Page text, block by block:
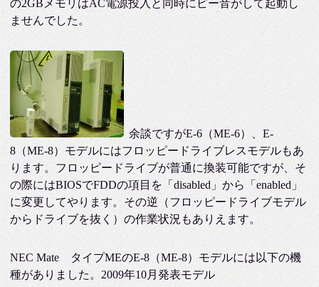
の2GBメモリはAC電源投入と同時にピー音がして起動し
ませんでした。
余談ですがE-6（ME-6）、E-
8（ME-8）モデルにはフロッピードライブレスモデルもあ
ります。フロッピードライブが普通に換装可能ですが、そ
の際にはBIOSでFDDの項目を「disabled」から「enabled」
に変更してやります。その逆（フロッピードライブモデル
からドライブを抜く）の作業状況もありえます。
NEC Mate タイプMEのE-8（ME-8）モデルには以下の機
種がありました。2009年10月発表モデル